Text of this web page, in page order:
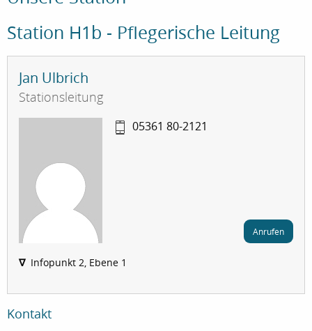
Station H1b - Pflegerische Leitung
Jan Ulbrich
Stationsleitung
∇ Infopunkt 2, Ebene 1
05361 80-2121
Anrufen
Kontakt